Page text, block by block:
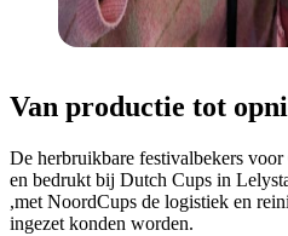
Van productie tot
De herbruikbare festivalbekers
en bedrukt bij Dutch Cups in
,met NoordCups de logistiek en
ingezet konden worden.